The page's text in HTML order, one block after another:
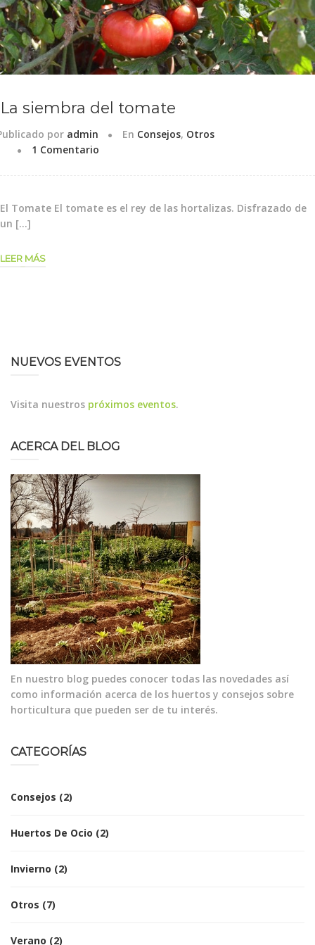
La siembra del tomate
por admin En Consejos, Otros
1 Comentario
El Tomate El tomate es el rey de las hortalizas. Disfrazado de
un […]
LEER MÁS
NUEVOS EVENTOS
Visita nuestros próximos eventos.
ACERCA DEL BLOG
En nuestro blog puedes conocer todas las novedades así
como información acerca de los huertos y consejos sobre
horticultura que pueden ser de tu interés.
CATEGORÍAS
Consejos (2)
Huertos De Ocio (2)
Invierno (2)
Otros (7)
Verano (2)